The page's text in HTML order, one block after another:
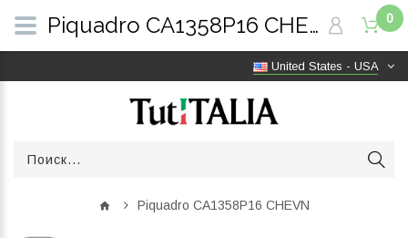
United States - USA
0
Piquadro CA1358P16 CHEVN
Piquadro CA1358P16 CHEVN | TutITALIA